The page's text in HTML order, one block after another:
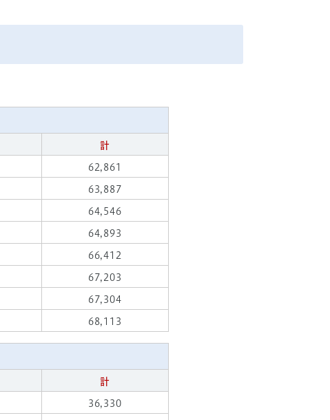
計
62,861
63,887
64,546
64,893
66,412
67,203
67,304
68,113
計
36,330